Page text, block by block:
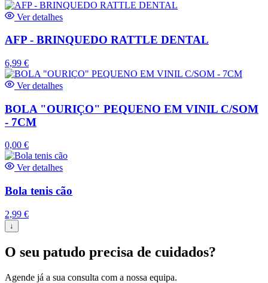
Ver detalhes
AFP - BRINQUEDO RATTLE DENTAL
6,99 €
Ver detalhes
BOLA "OURIÇO" PEQUENO EM VINIL C/SOM
- 7CM
0,00 €
Ver detalhes
Bola tenis cão
2,99 €
↓
O seu patudo precisa de cuidados?
Agende já a sua consulta com a nossa equipa.